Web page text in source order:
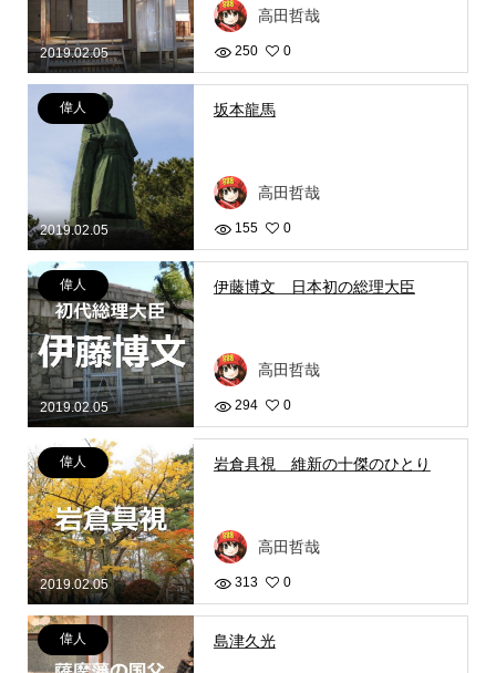
2019.02.05
高田哲哉
250 0
2019.02.05
偉人 坂本龍馬
高田哲哉
155 0
2019.02.05
偉人 伊藤博文 日本初の総理大臣
高田哲哉
294 0
2019.02.05
偉人 岩倉具視 維新の十傑のひとり
高田哲哉
313 0
偉人 島津久光